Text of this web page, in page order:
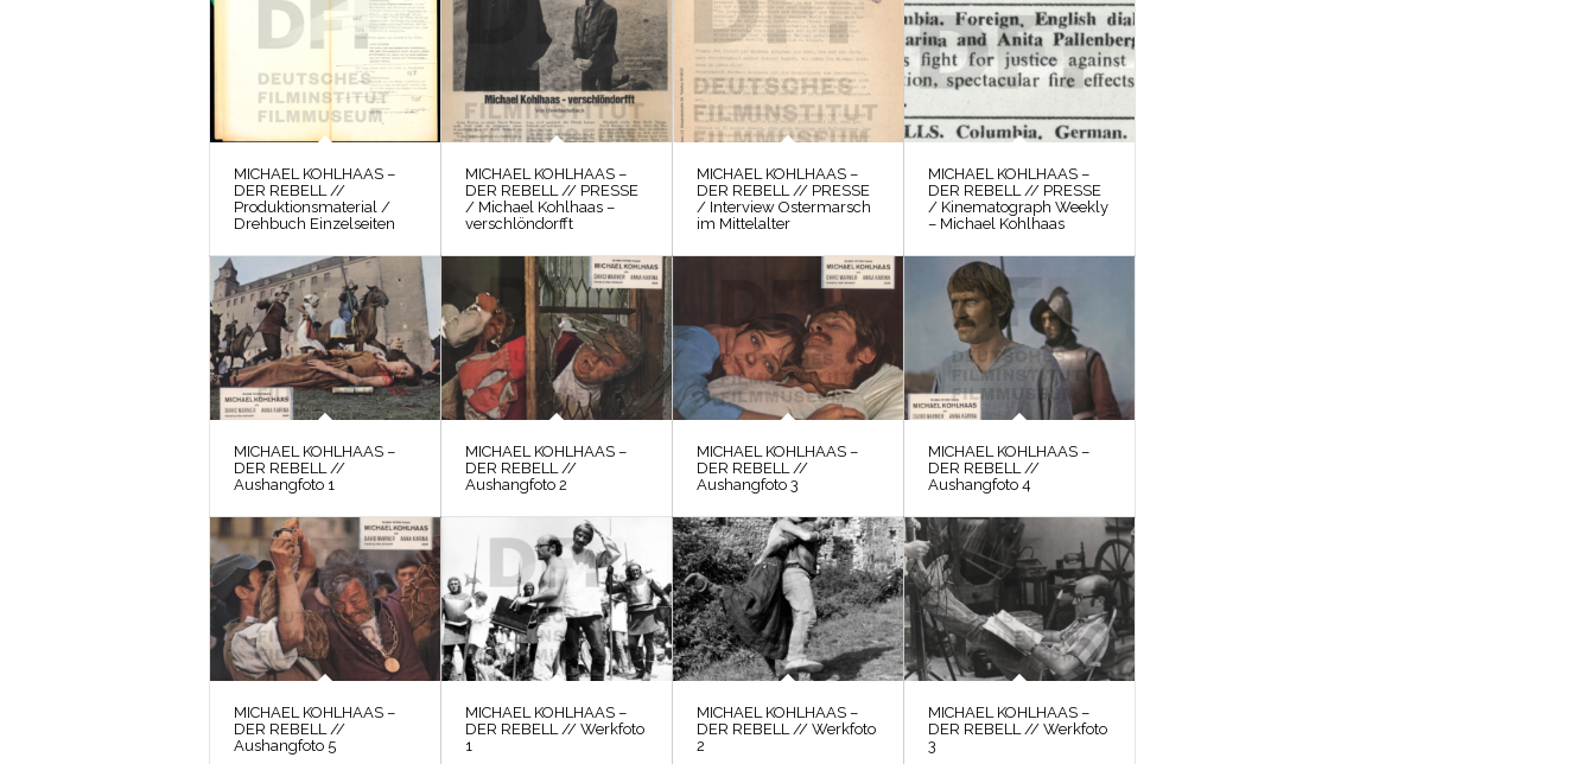
MICHAEL KOHLHAAS –
DER REBELL //
Produktionsmaterial /
Drehbuch Einzelseiten
MICHAEL KOHLHAAS –
DER REBELL // PRESSE
/ Michael Kohlhaas –
verschlöndorfft
MICHAEL KOHLHAAS –
DER REBELL // PRESSE
/ Interview Ostermarsch
im Mittelalter
MICHAEL KOHLHAAS –
DER REBELL // PRESSE
/ Kinematograph Weekly
– Michael Kohlhaas
MICHAEL KOHLHAAS –
DER REBELL //
Aushangfoto 1
MICHAEL KOHLHAAS –
DER REBELL //
Aushangfoto 2
MICHAEL KOHLHAAS –
DER REBELL //
Aushangfoto 3
MICHAEL KOHLHAAS –
DER REBELL //
Aushangfoto 4
MICHAEL KOHLHAAS –
DER REBELL //
Aushangfoto 5
MICHAEL KOHLHAAS –
DER REBELL // Werkfoto
1
MICHAEL KOHLHAAS –
DER REBELL // Werkfoto
2
MICHAEL KOHLHAAS –
DER REBELL // Werkfoto
3